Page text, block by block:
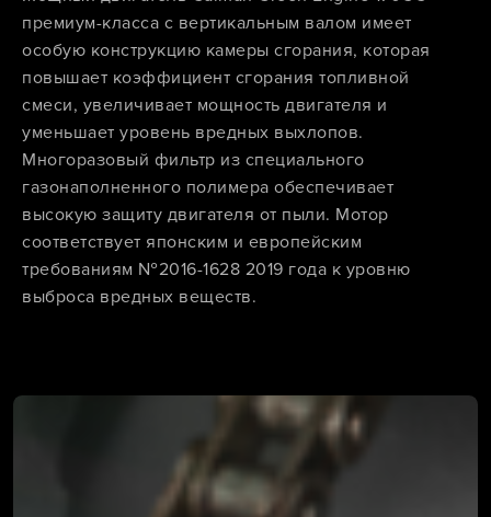
премиум-класса с вертикальным валом имеет
особую конструкцию камеры сгорания, которая
повышает коэффициент сгорания топливной
смеси, увеличивает мощность двигателя и
уменьшает уровень вредных выхлопов.
Многоразовый фильтр из специального
газонаполненного полимера обеспечивает
высокую защиту двигателя от пыли. Мотор
соответствует японским и европейским
требованиям №2016-1628 2019 года к уровню
выброса вредных веществ.